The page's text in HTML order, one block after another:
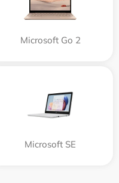
Microsoft Go 2
Microsoft SE